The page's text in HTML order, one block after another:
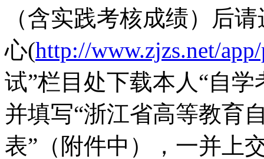
（含实践考核成绩）后
心(http://www.zjzs.net/
试”栏目处下载本人“自
并填写“浙江省高等教育
表”（附件中），一并上